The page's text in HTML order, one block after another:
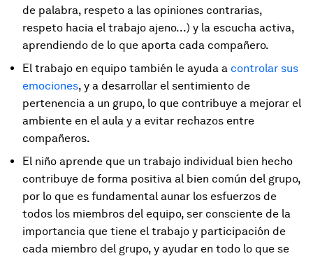
de palabra, respeto a las opiniones contrarias,
respeto hacia el trabajo ajeno...) y la escucha activa,
aprendiendo de lo que aporta cada compañero.
El trabajo en equipo también le ayuda a controlar sus
emociones, y a desarrollar el sentimiento de
pertenencia a un grupo, lo que contribuye a mejorar el
ambiente en el aula y a evitar rechazos entre
compañeros.
El niño aprende que un trabajo individual bien hecho
contribuye de forma positiva al bien común del grupo,
por lo que es fundamental aunar los esfuerzos de
todos los miembros del equipo, ser consciente de la
importancia que tiene el trabajo y participación de
cada miembro del grupo, y ayudar en todo lo que se